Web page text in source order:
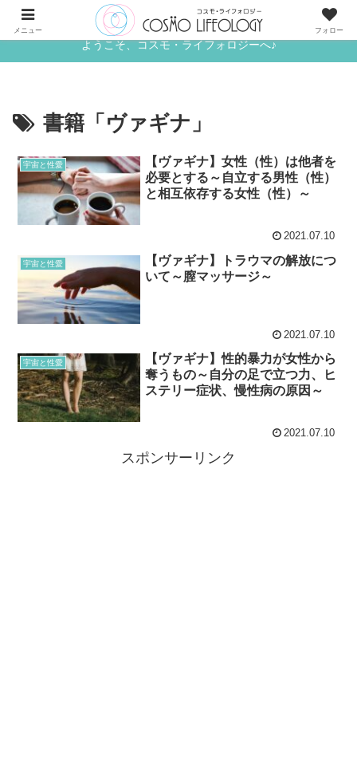
《ワタシ》と《アナタ》がめぐる、宇宙的な恋人たちの世界へ
ようこそ、コスモ・ライフォロジーへ♪
書籍「ヴァギナ」
宇宙と性愛
【ヴァギナ】女性（性）は他者を
必要とする～自立する男性（性）
と相互依存する女性（性）～
2021.07.10
宇宙と性愛
【ヴァギナ】トラウマの解放につ
いて～膣マッサージ～
2021.07.10
宇宙と性愛
【ヴァギナ】性的暴力が女性から
奪うもの～自分の足で立つ力、ヒ
ステリー症状、慢性病の原因～
2021.07.10
スポンサーリンク
メニュー フォロー